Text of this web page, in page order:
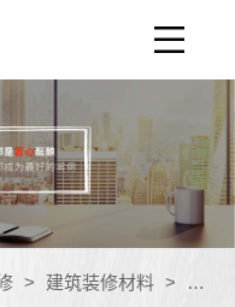
> 建筑装修材料 > 公司